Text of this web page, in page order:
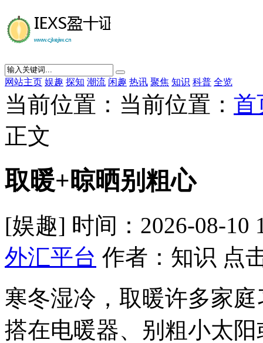
网站主页 娱趣 探知 潮流 闲趣 热讯 聚焦 知识 科普 全览
当前位置：当前位置： 首
正文
取暖+晾晒别粗心
[娱趣] 时间：2026-08-10
外汇平台 作者：知识 点
寒冬湿冷，取暖许多家
搭在电暖器、别粗小太阳